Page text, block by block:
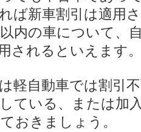
ば新車割引は適用
内の車について、
されるといえます
軽自動車では割引
ている、または加
おきましょう。